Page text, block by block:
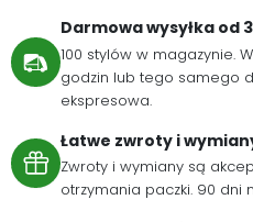
Darmowa wysyłka od
100 stylów w magazynie.
godzin lub tego samego
ekspresowa.
Łatwe zwroty i
Zwroty i wymiany są
otrzymania paczki. 90